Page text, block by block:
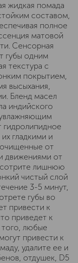
жидкая помада
составом,
полное
матовой
Сенсорная
губы одним
текстура с
покрытием,
высыхания,
Бленд масел
индийского
гидролипидное
гладкими и
от
движениями от
лишнюю
чистый слой
3-5 минут,
губы во
привести к
приведет к
любые
привести к
удалите ее и
отдушек, D5